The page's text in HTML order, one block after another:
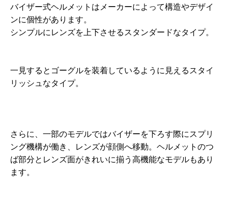
バイザー式ヘルメットはメーカーによって構造やデザイ
ンに個性があります。
シンプルにレンズを上下させるスタンダードなタイプ。
一見するとゴーグルを装着しているように見えるスタイ
リッシュなタイプ。
さらに、一部のモデルではバイザーを下ろす際にスプリ
ング機構が働き、レンズが顔側へ移動。ヘルメットのつ
ば部分とレンズ面がきれいに揃う高機能なモデルもあり
ます。